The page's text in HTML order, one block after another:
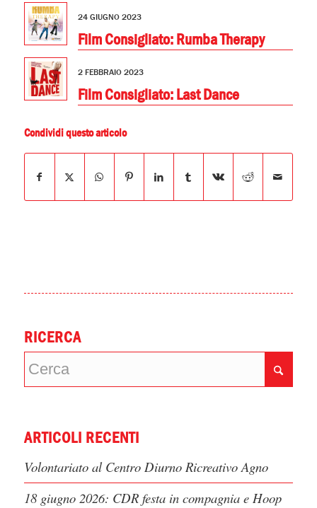
24 GIUGNO 2023
Film Consigliato: Rumba Therapy
2 FEBBRAIO 2023
Film Consigliato: Last Dance
Condividi questo articolo
RICERCA
ARTICOLI RECENTI
Volontariato al Centro Diurno Ricreativo Agno
18 giugno 2026: CDR festa in compagnia e Hoop